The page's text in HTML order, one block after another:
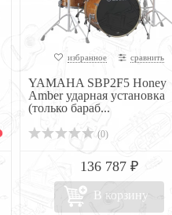
избранное сравнить
YAMAHA SBP2F5 Honey
Amber ударная установка
(только бараб...
(0)
136 787 ₽
В корзину